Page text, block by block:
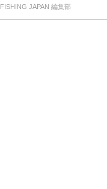
FISHING JAPAN 編集部